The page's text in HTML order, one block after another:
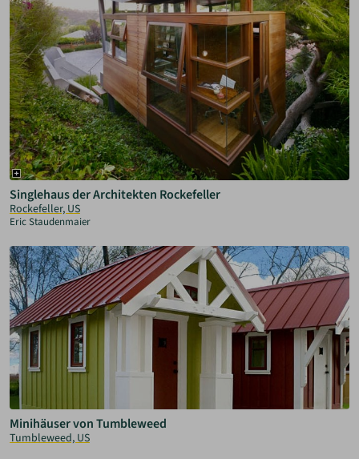
Singlehaus der Architekten Rockefeller
Rockefeller, US
Eric Staudenmaier
Minihäuser von Tumbleweed
Tumbleweed, US